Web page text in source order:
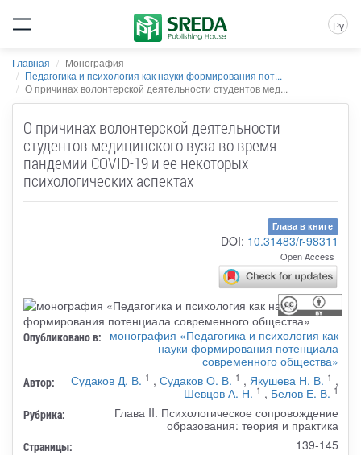
Ру
Главная
Монография
Педагогика и психология как науки формирования пот...
О причинах волонтерской деятельности студентов мед...
О причинах волонтерской деятельности
студентов медицинского вуза во время
пандемии COVID-19 и ее некоторых
психологических аспектах
Глава в книге
DOI: 10.31483/r-98311
Open Access
Опубликовано в:
монография «Педагогика и психология как
науки формирования потенциала
современного общества»
Автор: Судаков Д. В. 1 , Судаков О. В. 1 , Якушева Н. В. 1 ,
Шевцов А. Н. 1 , Белов Е. В. 1
Рубрика:
Глава II. Психологическое сопровождение
образования: теория и практика
Страницы: 139-145